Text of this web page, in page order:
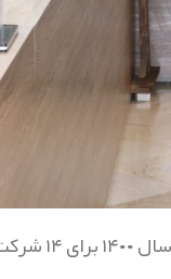
طی یک ماه